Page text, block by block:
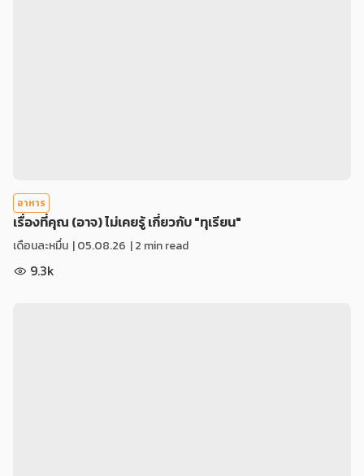
อาหาร
เรื่องที่คุณ (อาจ) ไม่เคยรู้ เกี่ยวกับ "ทุเรียน"
เดือนละหมื่น |05.08.26 | 2 min read
9.3k